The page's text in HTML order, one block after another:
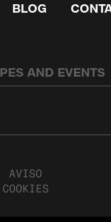
BLOG
AND EVENTS
AVISO